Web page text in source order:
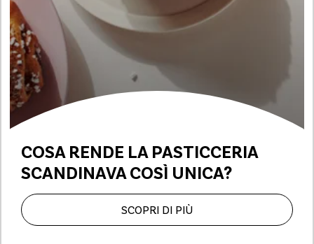
COSA RENDE LA PASTICCERIA
SCANDINAVA COSÌ UNICA?
SCOPRI DI PIÙ